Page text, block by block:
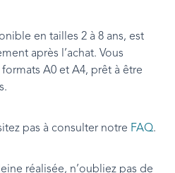
en tailles 2 à 8 ans, est
après l’achat. Vous
A0 et A4, prêt à être
pas à consulter notre FAQ.
réalisée, n’oubliez pas de